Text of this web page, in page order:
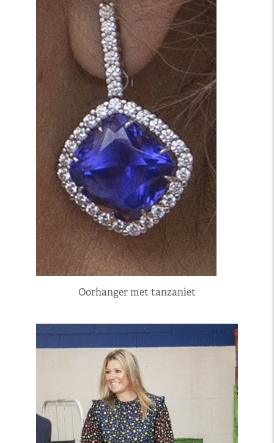
Oorhanger met tanzaniet